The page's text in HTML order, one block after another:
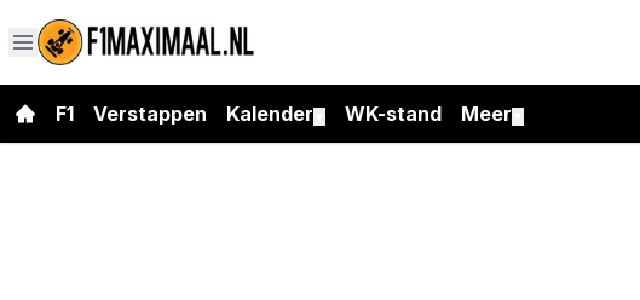
F1 Verstappen Kalender WK-stand Meer